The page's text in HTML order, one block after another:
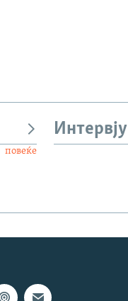
повеќе
Интервју